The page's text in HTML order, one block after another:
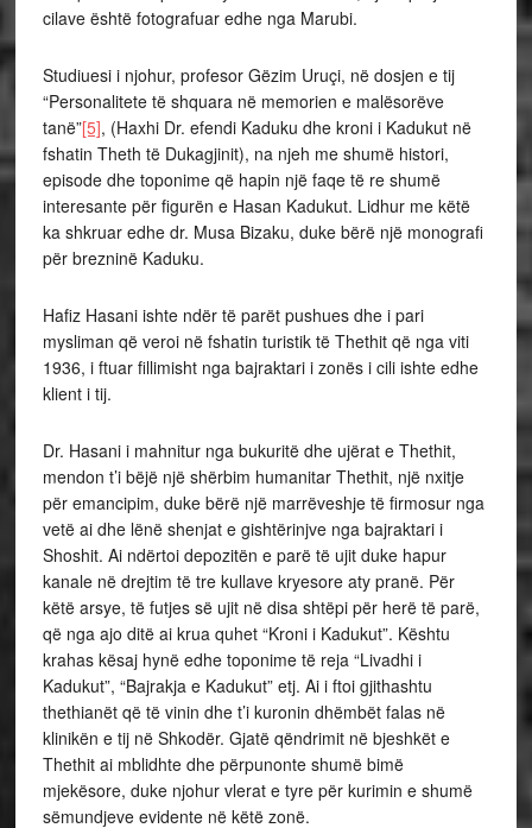
cilave është fotografuar edhe nga Marubi.
Studiuesi i njohur, profesor Gëzim Uruçi, në dosjen e tij
“Personalitete të shquara në memorien e malësorëve
tanë”[5], (Haxhi Dr. efendi Kaduku dhe kroni i Kadukut në
fshatin Theth të Dukagjinit), na njeh me shumë histori,
episode dhe toponime që hapin një faqe të re shumë
interesante për figurën e Hasan Kadukut. Lidhur me këtë
ka shkruar edhe dr. Musa Bizaku, duke bërë një monografi
për brezninë Kaduku.
Hafiz Hasani ishte ndër të parët pushues dhe i pari
mysliman që veroi në fshatin turistik të Thethit që nga viti
1936, i ftuar fillimisht nga bajraktari i zonës i cili ishte edhe
klient i tij.
Dr. Hasani i mahnitur nga bukuritë dhe ujërat e Thethit,
mendon t’i bëjë një shërbim humanitar Thethit, një nxitje
për emancipim, duke bërë një marrëveshje të firmosur nga
vetë ai dhe lënë shenjat e gishtërinjve nga bajraktari i
Shoshit. Ai ndërtoi depozitën e parë të ujit duke hapur
kanale në drejtim të tre kullave kryesore aty pranë. Për
këtë arsye, të futjes së ujit në disa shtëpi për herë të parë,
që nga ajo ditë ai krua quhet “Kroni i Kadukut”. Kështu
krahas kësaj hynë edhe toponime të reja “Livadhi i
Kadukut”, “Bajrakja e Kadukut” etj. Ai i ftoi gjithashtu
thethianët që të vinin dhe t’i kuronin dhëmbët falas në
klinikën e tij në Shkodër. Gjatë qëndrimit në bjeshkët e
Thethit ai mblidhte dhe përpunonte shumë bimë
mjekësore, duke njohur vlerat e tyre për kurimin e shumë
sëmundjeve evidente në këtë zonë.